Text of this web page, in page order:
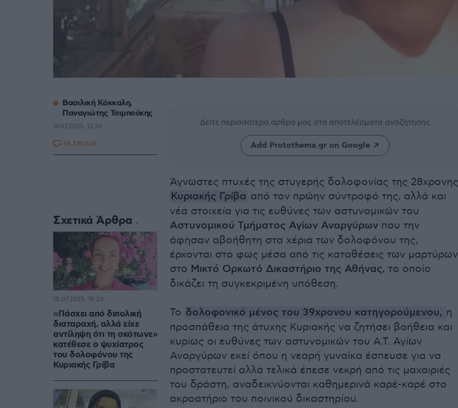
Δείτε περισσότερα άρθρα μας στα αποτελέσματα αναζήτησης
Add Protothema.gr on Google
Άγνωστες πτυχές της στυγερής δολοφονίας της 28χρονης
Κυριακής Γρίβα από τον πρώην σύντροφό της, αλλά και
νέα στοιχεία για τις ευθύνες των αστυνομικών του
Αστυνομικού Τμήματος Αγίων Αναργύρων που την
άφησαν αβοήθητη στα χέρια των δολοφόνου της,
έρχονται στο φως μέσα από τις καταθέσεις των μαρτύρων
στο Μικτό Ορκωτό Δικαστήριο της Αθήνας, το οποίο
δικάζει τη συγκεκριμένη υπόθεση.
Το δολοφονικό μένος του 39χρονου κατηγορούμενου, η
προσπάθεια της άτυχης Κυριακής να ζητήσει βοήθεια και
κυρίως οι ευθύνες των αστυνομικών του Α.Τ. Αγίων
Αναργύρων εκεί όπου η νεαρή γυναίκα έσπευσε για να
προστατευτεί αλλά τελικά έπεσε νεκρή από τις μαχαιριές
του δράστη, αναδεικνύονται καθημερινά καρέ-καρέ στο
ακροατήριο του ποινικού δικαστηρίου.
Βασιλική Κόκκαλη,
Παναγιώτης Τσιμπούκης
19.07.2025, 12:30
94 ΣΧΟΛΙΑ
Σχετικά Άρθρα
«Πάσχει από διπολική
διαταραχή, αλλά είχε
αντίληψη ότι τη σκότωνε»
κατέθεσε ο ψυχίατρος
του δολοφόνου της
Κυριακής Γρίβα
18.07.2025, 18:20